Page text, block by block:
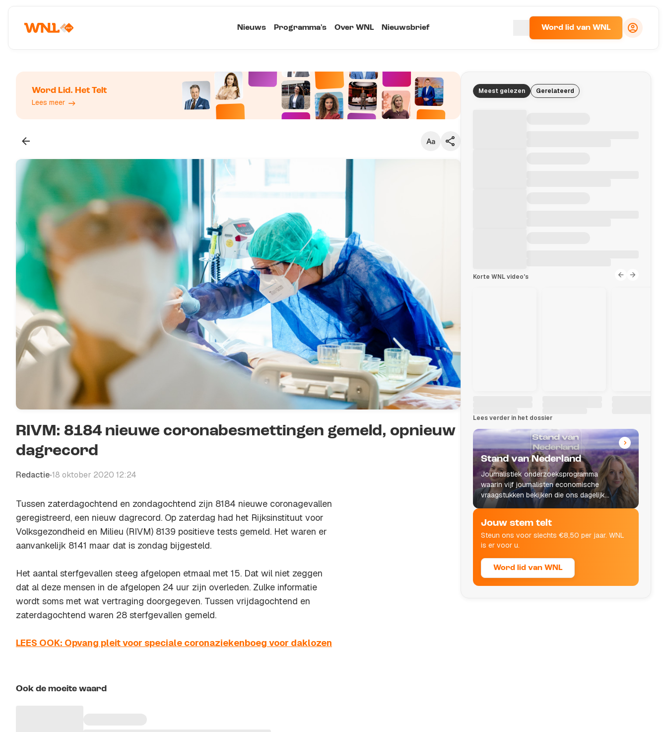
Nieuws Programma's Over WNL Nieuwsbrief Word lid van WNL
Word Lid. Het Telt
Lees meer
RIVM: 8184 nieuwe coronabesmettingen gemeld, opnieuw
dagrecord
Redactie•18 oktober 2020 12:24
Tussen zaterdagochtend en zondagochtend zijn 8184 nieuwe coronagevallen
geregistreerd, een nieuw dagrecord. Op zaterdag had het Rijksinstituut voor
Volksgezondheid en Milieu (RIVM) 8139 positieve tests gemeld. Het waren er
aanvankelijk 8141 maar dat is zondag bijgesteld.
Het aantal sterfgevallen steeg afgelopen etmaal met 15. Dat wil niet zeggen
dat al deze mensen in de afgelopen 24 uur zijn overleden. Zulke informatie
wordt soms met wat vertraging doorgegeven. Tussen vrijdagochtend en
zaterdagochtend waren 28 sterfgevallen gemeld.
LEES OOK: Opvang pleit voor speciale coronaziekenboeg voor daklozen
Ook de moeite waard
Meest gelezen Gerelateerd
Korte WNL video's
Lees verder in het dossier
Stand van Nederland
Journalistiek onderzoeksprogramma
waarin vijf journalisten economische
vraagstukken bekijken die ons dagelijks
leven raken.
Jouw stem telt
Steun ons voor slechts €8,50 per jaar. WNL
is er voor u.
Word lid van WNL